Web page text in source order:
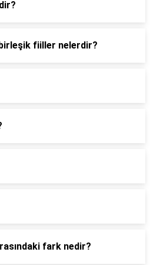
birleşik fiiller nelerdir?
fark nedir?